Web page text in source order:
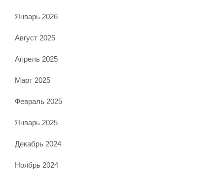
Январь 2026
Август 2025
Апрель 2025
Март 2025
Февраль 2025
Январь 2025
Декабрь 2024
Ноябрь 2024